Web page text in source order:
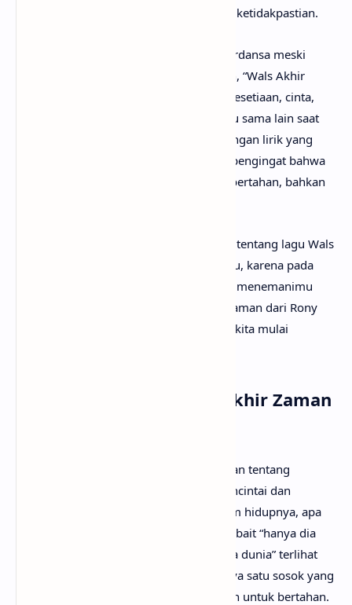
harapan di tengah situasi yang dipenuhi ketidakpastian.
Lewat metafora dua insan yang tetap berdansa meski
dunia di sekeliling mereka seolah runtuh, “Wals Akhir
Zaman” menyampaikan pesan tentang kesetiaan, cinta,
dan keberanian untuk tetap memilih satu sama lain saat
keadaan sedang tidak baik-baik saja. Dengan lirik yang
puitis dan menyentuh, lagu ini menjadi pengingat bahwa
harapan dan kasih sayang masih dapat bertahan, bahkan
Mungkin kamu sudah sangat penasaran tentang lagu Wals
Akhir Zaman artinya apa? Tak perlu galau, karena pada
akan menemanimu
mencari tahu maksud lagu Wals Akhir Zaman dari Rony
Parulian. Tanpa berlama-lama lagi, mari kita mulai
Arti Makna Lagu Wals Akhir Zaman
Lirik lagu Wals Akhir Zaman menceritakan tentang
seseorang yang berjanji untuk tetap mencintai dan
menjaga orang yang paling berarti dalam hidupnya, apa
pun keadaan yang mereka hadapi. Pada bait “hanya dia
yang di depan mata di tengah hancurnya dunia” terlihat
bahwa di tengah segala kekacauan, hanya satu sosok yang
tetap menjadi pusat perhatian dan alasan untuk bertahan.